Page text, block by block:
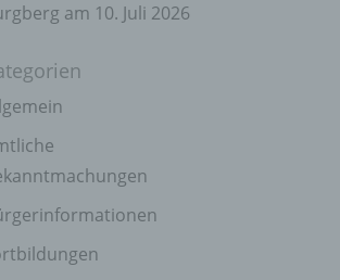
am 10. Juli 2026